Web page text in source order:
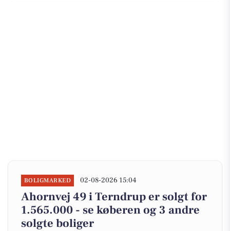
BOLIGMARKED 02-08-2026 15:04
Ahornvej 49 i Terndrup er solgt for
1.565.000 - se køberen og 3 andre
solgte boliger